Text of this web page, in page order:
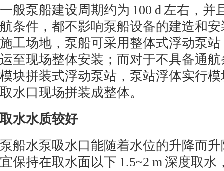
一般泵船建设周期约为 100 d左右，并
航条件，都不影响泵船设备的建造和
施工场地，泵船可采用整体式浮动泵
运至现场整体安装；而对于不具备通
模块拼装式浮动泵站，泵站浮体实行
取水口现场拼装成整体。
取水水质较好
泵船水泵吸水口能随着水位的升降而
宜保持在取水面以下 1.5~2 m深度取水